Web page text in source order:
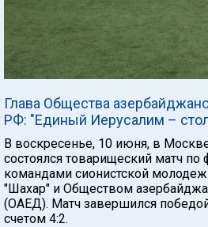
Глава Общества
РФ: "Единый Иерусалим –
В воскресенье, 10 июня, в
состоялся товарищеский матч
командами сионистской
"Шахар" и Обществом
(ОАЕД). Матч завершился
счетом 4:2.